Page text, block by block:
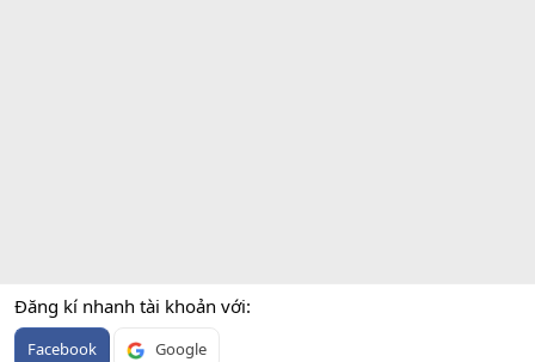
Đăng kí nhanh tài khoản với
Facebook Google